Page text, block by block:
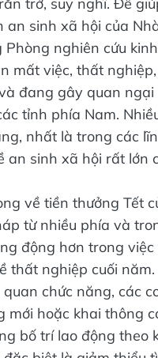
trở, suy nghĩ. Để
sinh xã hội của
nghiên cứu
mất việc, thất
đang gây quan
tỉnh phía Nam.
nhất là trong các
an sinh xã hội rất lớn
về tiền thưởng Tết
từ nhiều phía và
động hơn trong
nghiệp cuối
chức năng, các
hoặc khai thông
bố trí lao động theo